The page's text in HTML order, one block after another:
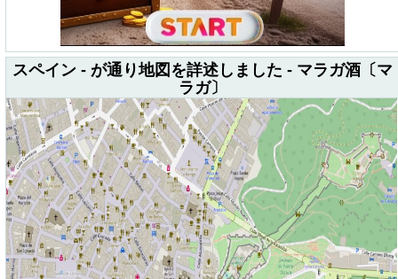
スペイン - が通り地図を詳述しました - マラガ酒〔マ
ラガ〕